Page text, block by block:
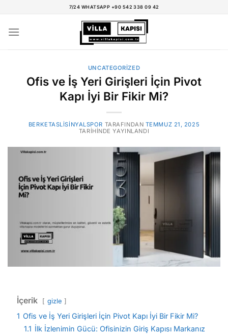
7/24 WHATSAPP +90 542 338 09 42
UNCATEGORIZED
Ofis ve İş Yeri Girişleri İçin Pivot
Kapı İyi Bir Fikir Mi?
BERKETASLISINYALSPOR TARAFINDAN TEMMUZ 21, 2025
TARIHINDE YAYINLANDI
İçerik gizle
1 Ofis ve İş Yeri Girişleri İçin Pivot Kapı İyi Bir Fikir Mi?
1.1 İlk İzlenimin Gücü: Ofisinizin Giriş Kapısı Markanız